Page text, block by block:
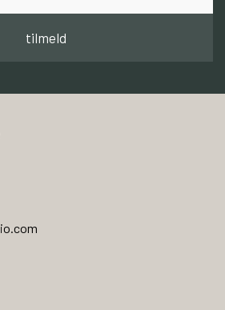
tilmeld